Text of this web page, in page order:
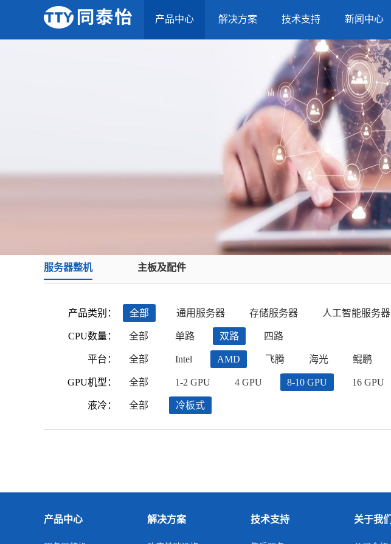
产品中心 解决方案 技术支持 新闻中心
服务器整机 主板及配件
产品类别：
CPU数量：
平台：
GPU机型：
液冷：
全部 通用服务器 存储服务器 人工智能服务器
全部 单路 双路 四路
全部 Intel AMD 飞腾 海光 鲲鹏
全部 1-2 GPU 4 GPU 8-10 GPU 16 GPU
全部 冷板式
产品中心 解决方案 技术支持 关于我们